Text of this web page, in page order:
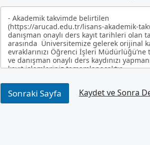
- Akademik takvimde belirtilen
(https://arucad.edu.tr/lisans-akademik-
danışman onaylı ders kayıt tarihleri olan tarihleri
arasında Üniversitemize gelerek orijinal
evraklarınızı Öğrenci İşleri
ve danışman onaylı ders kaydınızı
kayıt işlemleriniz tamamlanacaktır.
- Online kayıt sistemine girilen bilgiler ve
belgelerin doğruluğunu kabul etmiş
bilgi ve belgelerin yanlış, eksik ve geçersiz
Sonraki Sayfa Kaydet ve Sonra